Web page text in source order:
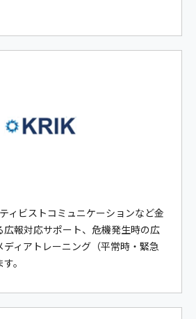
ィビストコミュニケーションなど金
広報対応サポート、危機発生時の広
ィアトレーニング（平常時・緊急
。